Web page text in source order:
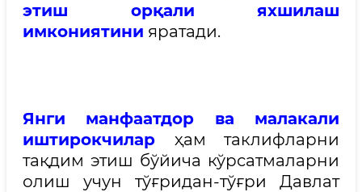
этиш орқали яхшилаш
имкониятини яратади.
Янги манфаатдор ва малакали
иштирокчилар ҳам таклифларни
тақдим этиш бўйича кўрсатмаларни
олиш учун тўғридан-тўғри Давлат